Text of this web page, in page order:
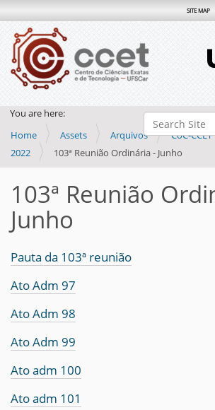
Search Site
SITE MAP
You are here:
Home
Assets Arquivos CoC-CCET
2022
103ª Reunião Ordinária - Junho
103ª Reunião
Junho
Pauta da 103ª reunião
Ato Adm 97
Ato Adm 98
Ato Adm 99
Ato adm 100
Ato adm 101